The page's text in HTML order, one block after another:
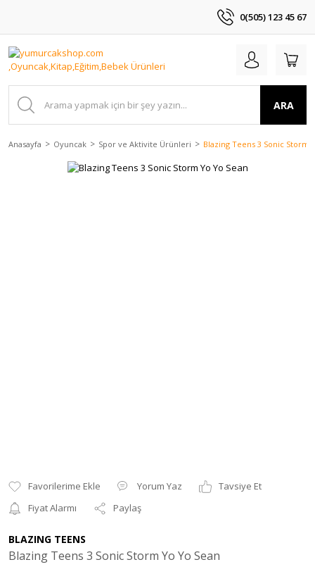
0(505) 123 45 67
ARA
Anasayfa Oyuncak Spor ve Aktivite Ürünleri Blazing Teens 3 Sonic Storm
Yorum Yaz
Tavsiye Et
Fiyat Alarmı
Paylaş
BLAZING TEENS
Blazing Teens 3 Sonic Storm Yo Yo Sean